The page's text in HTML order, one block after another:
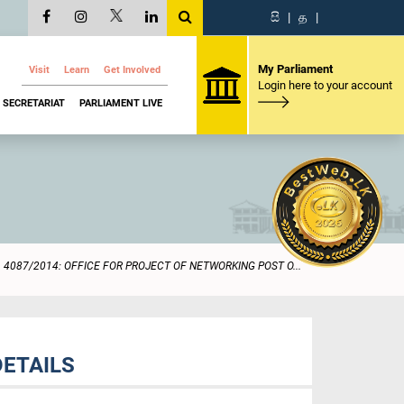
සි | த |
Visit Learn Get Involved
SECRETARIAT PARLIAMENT LIVE
My Parliament
Login here to your account
4087/2014: OFFICE FOR PROJECT OF NETWORKING POST O...